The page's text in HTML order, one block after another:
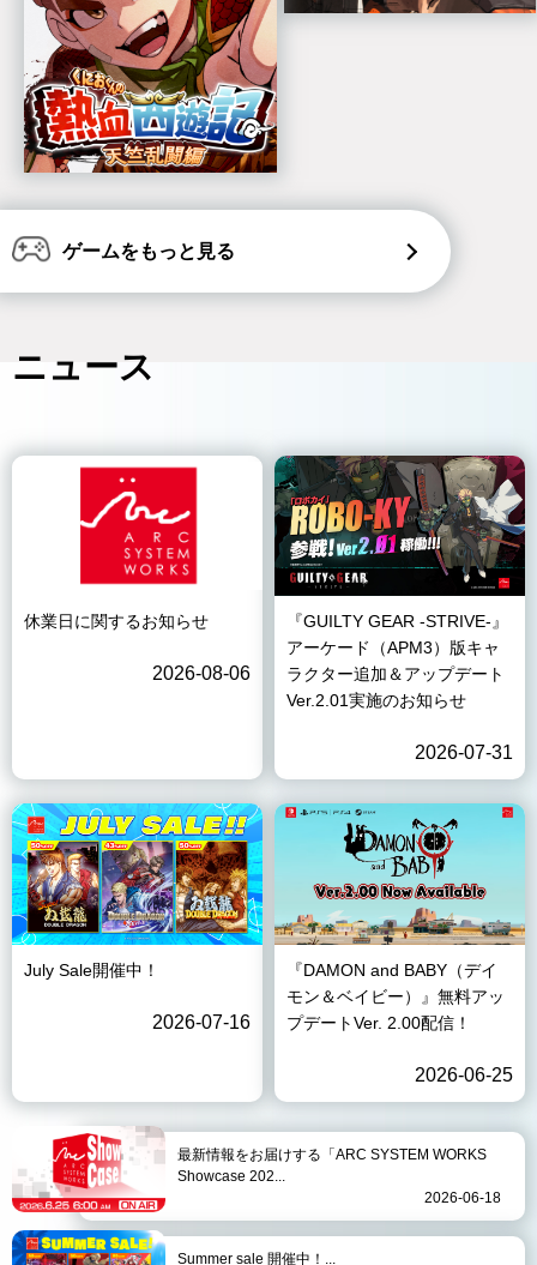
ゲームをもっと見る
ニュース
休業日に関するお知らせ
2026-08-06
『GUILTY GEAR -STRIVE-』
アーケード（APM3）版キャ
ラクター追加＆アップデート
Ver.2.01実施のお知らせ
2026-07-31
July Sale開催中！
2026-07-16
『DAMON and BABY（デイ
モン＆ベイビー）』無料アッ
プデートVer. 2.00配信！
2026-06-25
最新情報をお届けする「ARC SYSTEM WORKS
Showcase 202...
2026-06-18
Summer sale 開催中！...